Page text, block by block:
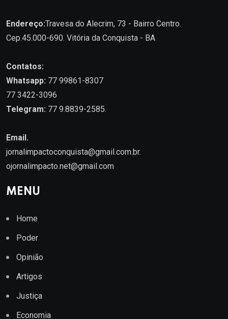
Endereço:Travesa do Alecrim, 73 - Bairro Centro.
Cep.45.000-690. Vitória da Conquista - BA
Contatos:
Whatsapp: 77 99861-8307
77 3422-3096
Telegram: 77 9.8839-2585.
Email.
jornalimpactoconquista@gmail.com.br.
ojornalimpacto.net@gmail.com
MENU
Home
Poder
Opinião
Artigos
Justiça
Economia